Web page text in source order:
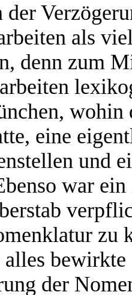
der
als
denn zum
wohin
eine
und
war
zu
der